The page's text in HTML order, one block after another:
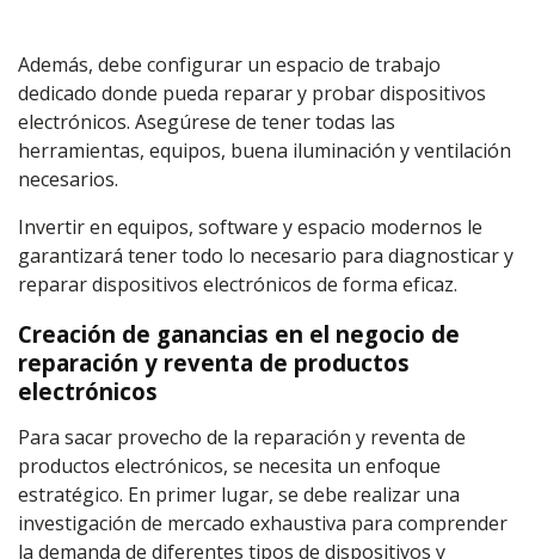
Además, debe configurar un espacio de trabajo
dedicado donde pueda reparar y probar dispositivos
electrónicos. Asegúrese de tener todas las
herramientas, equipos, buena iluminación y ventilación
necesarios.
Invertir en equipos, software y espacio modernos le
garantizará tener todo lo necesario para diagnosticar y
reparar dispositivos electrónicos de forma eficaz.
Creación de ganancias en el negocio de
reparación y reventa de productos
electrónicos
Para sacar provecho de la reparación y reventa de
productos electrónicos, se necesita un enfoque
estratégico. En primer lugar, se debe realizar una
investigación de mercado exhaustiva para comprender
la demanda de diferentes tipos de dispositivos y